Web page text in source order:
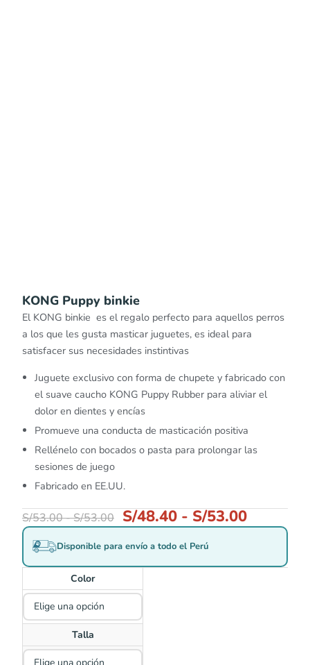
KONG Puppy binkie
El KONG binkie es el regalo perfecto para aquellos perros
a los que les gusta masticar juguetes, es ideal para
satisfacer sus necesidades instintivas
Juguete exclusivo con forma de chupete y fabricado con
el suave caucho KONG Puppy Rubber para aliviar el
dolor en dientes y encías
Promueve una conducta de masticación positiva
Rellénelo con bocados o pasta para prolongar las
sesiones de juego
Fabricado en EE.UU.
S/53.00-S/53.00 S/48.40 - S/53.00
Disponible para envío a todo el Perú
Color
Talla